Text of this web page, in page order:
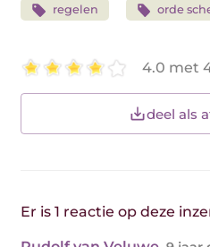
regelen orde
4.0 met
deel als
Er is 1 reactie op deze